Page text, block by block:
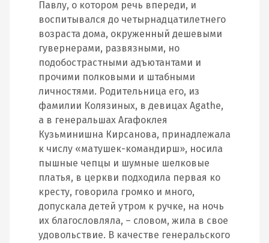
Павлу, о котором речь впереди, и
воспитывался до четырнадцатилетнего
возраста дома, окруженный дешевыми
гувернерами, развязными, но
подобострастными адъютантами и
прочими полковыми и штабными
личностями. Родительница его, из
фамилии Колязиных, в девицах Agathe,
а в генеральшах Агафоклея
Кузьминишна Кирсанова, принадлежала
к числу «матушек-командирш», носила
пышные чепцы и шумные шелковые
платья, в церкви подходила первая ко
кресту, говорила громко и много,
допускала детей утром к ручке, на ночь
их благословляла, – словом, жила в свое
удовольствие. В качестве генеральского